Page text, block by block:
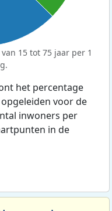
15 tot 75 jaar per 1
het percentage
voor de
inwoners per
in de